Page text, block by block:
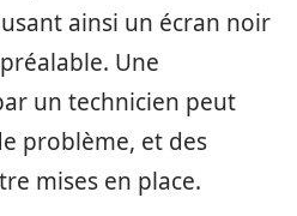
ainsi un écran noir
Une
un technicien peut
problème, et des
mises en place.